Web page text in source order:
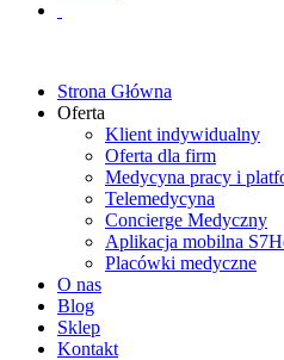
Strona Główna
Oferta
Klient indywidualny
Oferta dla firm
Medycyna pracy i
Telemedycyna
Concierge Medyczny
Aplikacja mobilna
Placówki medyczne
O nas
Blog
Sklep
Kontakt